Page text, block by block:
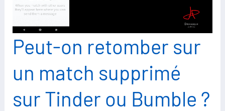
Peut-on retomber sur
un match supprimé
sur Tinder ou Bumble ?